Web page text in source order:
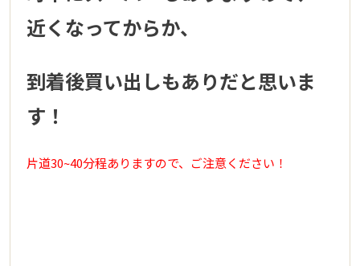
近くなってからか、
到着後買い出しもありだと思いま
す！
片道30~40分程ありますので、ご注意ください！